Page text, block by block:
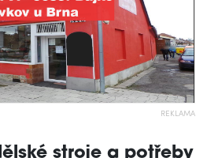
REKLAMA
stroje a potřeby